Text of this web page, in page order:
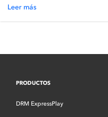
Leer más
PRODUCTOS
DRM ExpressPlay